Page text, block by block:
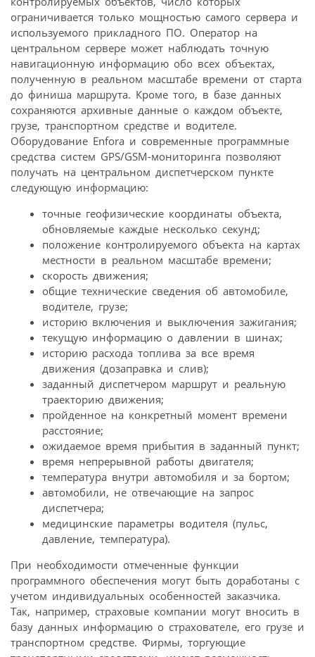
ограничивается только мощностью самого сервера и
используемого прикладного ПО. Оператор на
центральном сервере может наблюдать точную
навигационную информацию обо всех объектах,
полученную в реальном масштабе времени от старта
до финиша маршрута. Кроме того, в базе данных
сохраняются архивные данные о каждом объекте,
грузе, транспортном средстве и водителе.
Оборудование Enfora и современные программные
средства систем GPS/GSM-мониторинга позволяют
получать на центральном диспетчерском пункте
следующую информацию:
точные геофизические координаты объекта,
обновляемые каждые несколько секунд;
положение контролируемого объекта на картах
местности в реальном масштабе времени;
скорость движения;
общие технические сведения об автомобиле,
водителе, грузе;
историю включения и выключения зажигания;
текущую информацию о давлении в шинах;
историю расхода топлива за все время
движения (дозаправка и слив);
заданный диспетчером маршрут и реальную
траекторию движения;
пройденное на конкретный момент времени
расстояние;
ожидаемое время прибытия в заданный пункт;
время непрерывной работы двигателя;
температура внутри автомобиля и за бортом;
автомобили, не отвечающие на запрос
диспетчера;
медицинские параметры водителя (пульс,
давление, температура).
При необходимости отмеченные функции
программного обеспечения могут быть доработаны с
учетом индивидуальных особенностей заказчика.
Так, например, страховые компании могут вносить в
базу данных информацию о страхователе, его грузе и
транспортном средстве. Фирмы, торгующие